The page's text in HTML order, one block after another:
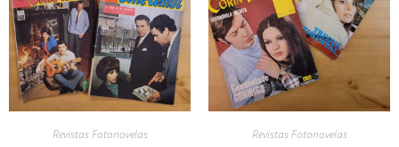
Revistas Fotonovelas Revistas Fotonovelas